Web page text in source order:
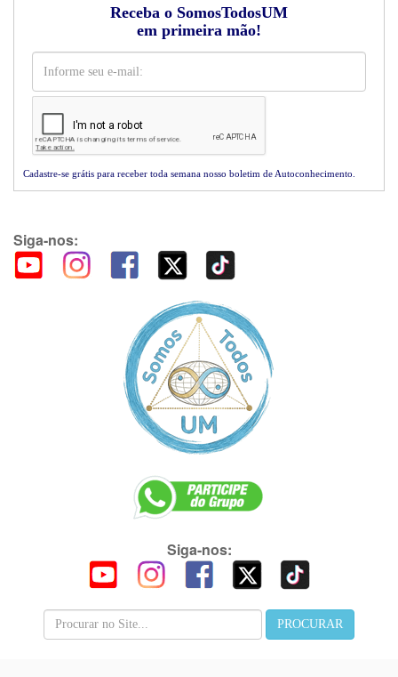
Receba o SomosTodosUM
em primeira mão!
Cadastre-se grátis para receber toda semana nosso boletim de Autoconhecimento.
Siga-nos:
Siga-nos: